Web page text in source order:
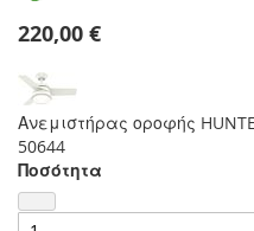
220,00 €
Ανεμιστήρας οροφής
50644
Ποσότητα